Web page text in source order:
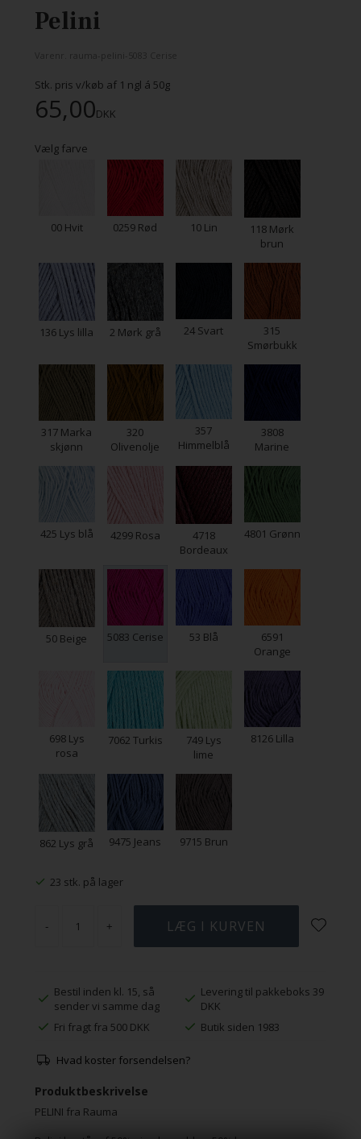
Pelini
rauma-pelini-5083 Cerise
Stk. pris v/køb af 1 ngl á 50g
65,00DKK
Vælg farve
00 Hvit 0259 Rød 10 Lin
118 Mørk
brun
136 Lys lilla 2 Mørk grå 24 Svart
315
Smørbukk
317 Marka
skjønn
320
Olivenolje
357
Himmelblå
3808
Marine
425 Lys blå 4299 Rosa
4718
Bordeaux
4801 Grønn
50 Beige 5083 Cerise 53 Blå
6591
Orange
698 Lys
rosa
7062 Turkis
749 Lys
lime
8126 Lilla
862 Lys grå 9475 Jeans 9715 Brun
23 stk. på lager
- +
Bestil inden kl. 15, så
sender vi samme dag
Levering til pakkeboks 39
DKK
Fri fragt fra 500 DKK
Butik siden 1983
Hvad koster forsendelsen?
Produktbeskrivelse
PELINI fra Rauma